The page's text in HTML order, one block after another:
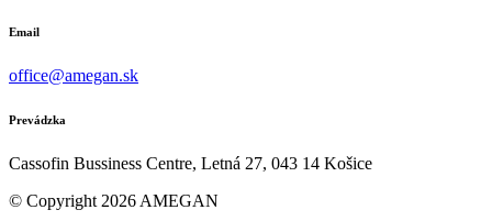
Email
office@amegan.sk
Prevádzka
Cassofin Bussiness Centre, Letná 27, 043 14 Košice
© Copyright 2026 AMEGAN